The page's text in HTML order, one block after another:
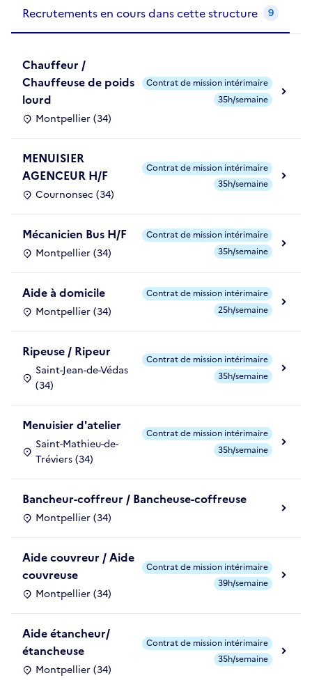
Recrutements en cours dans cette structure 9
Chauffeur /
Chauffeuse de poids
lourd
Montpellier (34)
Contrat de mission intérimaire
35h/semaine
MENUISIER
AGENCEUR H/F
Cournonsec (34)
Contrat de mission intérimaire
35h/semaine
Mécanicien Bus H/F
Montpellier (34)
Contrat de mission intérimaire
35h/semaine
Aide à domicile
Montpellier (34)
Contrat de mission intérimaire
25h/semaine
Ripeuse / Ripeur
Saint-Jean-de-Védas
(34)
Contrat de mission intérimaire
35h/semaine
Menuisier d'atelier
Saint-Mathieu-de-
Tréviers (34)
Contrat de mission intérimaire
35h/semaine
Bancheur-coffreur / Bancheuse-coffreuse
Montpellier (34)
Aide couvreur / Aide
couvreuse
Montpellier (34)
Contrat de mission intérimaire
39h/semaine
Aide étancheur/
étancheuse
Montpellier (34)
Contrat de mission intérimaire
35h/semaine